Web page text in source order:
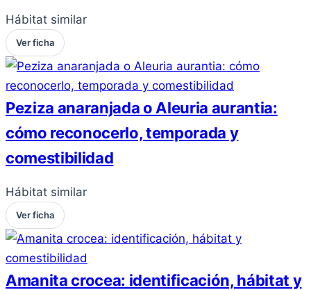
Hábitat similar
Ver ficha
Peziza anaranjada o Aleuria aurantia:
cómo reconocerlo, temporada y
comestibilidad
Hábitat similar
Ver ficha
Amanita crocea: identificación, hábitat y